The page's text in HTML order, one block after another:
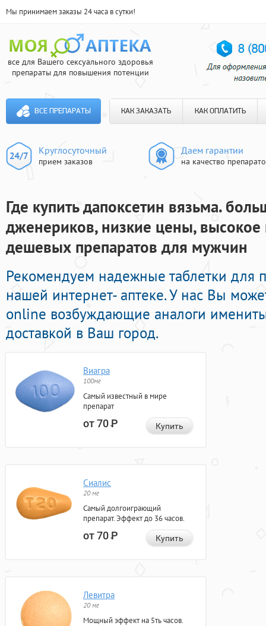
Мы принимаем заказы 24 часа в сутки!
все для Вашего сексуального здоровья
препараты для повышения потенции
ВСЕ ПРЕПАРАТЫ КАК ЗАКАЗАТЬ КАК ОПЛАТИТЬ
Круглосуточный
прием заказов
Даем гарантии
на качество
Где купить дапоксетин вязьма.
дженериков, низкие цены, высокое
дешевых препаратов для мужчин
Рекомендуем надежные таблетки для
нашей интернет- аптеке. У нас Вы
online возбуждающие аналоги
доставкой в Ваш город.
Виагра
100мг
Самый известный в мире
препарат
от 70Р Купить
Сиалис
20 мг
Самый долгоиграющий
препарат. Эффект до 36 часов.
от 70Р Купить
Левитра
20 мг
Мощный эффект на 5ть часов.